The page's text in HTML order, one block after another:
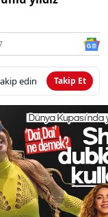
edin Takip Et